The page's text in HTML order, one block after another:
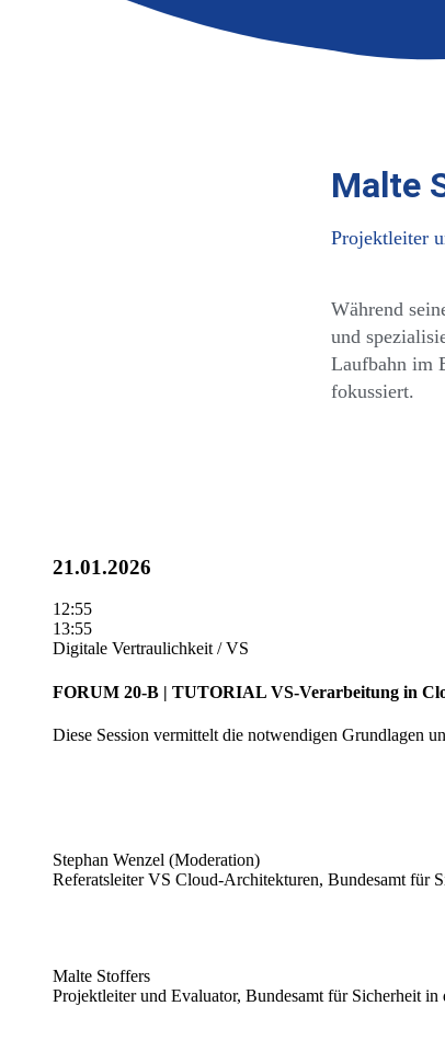
Malte
Projektleiter
Während
und
Laufbahn im
fokussiert.
21.01.2026
12:55
13:55
Digitale Vertraulichkeit / VS
FORUM 20-B | TUTORIAL VS-Verarbeitung in
Diese Session vermittelt die notwendigen Grundlagen
Stephan Wenzel (Moderation)
Referatsleiter VS Cloud-Architekturen, Bundesamt für
Malte Stoffers
Projektleiter und Evaluator, Bundesamt für Sicherheit